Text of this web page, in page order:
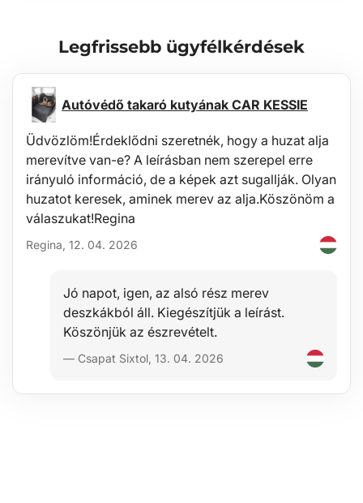
Legfrissebb ügyfélkérdések
Autóvédő takaró kutyának CAR KESSIE
Üdvözlöm!Érdeklődni szeretnék, hogy a huzat alja
merevítve van-e? A leírásban nem szerepel erre
irányuló információ, de a képek azt sugallják. Olyan
huzatot keresek, aminek merev az alja.Köszönöm a
válaszukat!Regina
Regina, 12. 04. 2026
Jó napot, igen, az alsó rész merev
deszkákból áll. Kiegészítjük a leírást.
Köszönjük az észrevételt.
— Csapat Sixtol, 13. 04. 2026